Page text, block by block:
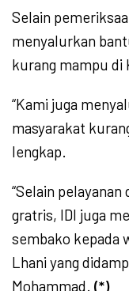
Selain
menyalurkan
kurang mampu di
“Kami juga
masyarakat
lengkap.
“Selain
gratris, IDI juga
sembako kepada
Lhani yang
Mohammad. (*)